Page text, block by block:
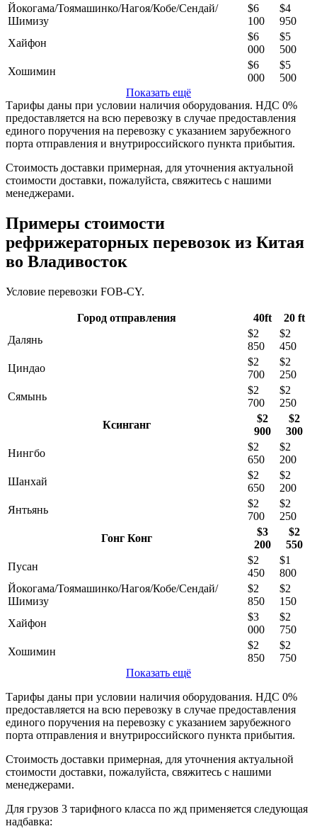
Йокогама/Тоямашинко/Нагоя/Кобе/Сендай/
Шимизу
$6
100
$4
950
Хайфон
$6
000
$5
500
Хошимин
$6
000
$5
500
Показать ещё
Тарифы даны при условии наличия оборудования. НДС 0%
предоставляется на всю перевозку в случае предоставления
единого поручения на перевозку с указанием зарубежного
порта отправления и внутрироссийского пункта прибытия.
Стоимость доставки примерная, для уточнения актуальной
стоимости доставки, пожалуйста, свяжитесь с нашими
менеджерами.
Примеры стоимости
рефрижераторных перевозок из Китая
во Владивосток
Условие перевозки FOB-CY.
Город отправления 40ft
20 ft
Далянь
$2
850
$2
450
Циндао
$2
700
$2
250
Сямынь
$2
700
$2
250
Ксинганг
$2
900
$2
300
Нингбо
$2
650
$2
200
Шанхай
$2
650
$2
200
Янтьянь
$2
700
$2
250
Гонг Конг
$3
200
$2
550
Пусан
$2
450
$1
800
Йокогама/Тоямашинко/Нагоя/Кобе/Сендай/
Шимизу
$2
850
$2
150
Хайфон
$3
000
$2
750
Хошимин
$2
850
$2
750
Показать ещё
Тарифы даны при условии наличия оборудования. НДС 0%
предоставляется на всю перевозку в случае предоставления
единого поручения на перевозку с указанием зарубежного
порта отправления и внутрироссийского пункта прибытия.
Стоимость доставки примерная, для уточнения актуальной
стоимости доставки, пожалуйста, свяжитесь с нашими
менеджерами.
Для грузов 3 тарифного класса по жд применяется следующая
надбавка: